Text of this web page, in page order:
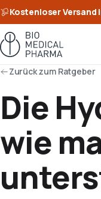
Kostenloser Versand
Zurück zum Ratgeber
Die
wie